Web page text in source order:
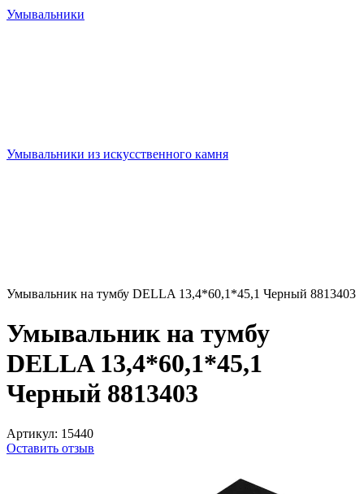
Умывальники
Умывальники из искусственного камня
Умывальник на тумбу DELLA 13,4*60,1*45,1 Черный 8813403
Умывальник на тумбу
DELLA 13,4*60,1*45,1
Черный 8813403
Артикул: 15440
Оставить отзыв